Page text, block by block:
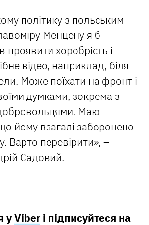
політику з польським
Менцену я б
проявити хоробрість і
відео, наприклад, біля
Може поїхати на фронт і
думками, зокрема з
Маю
йому взагалі заборонено
Варто перевірити», –
Садовий.
уViber і підписуйтеся на